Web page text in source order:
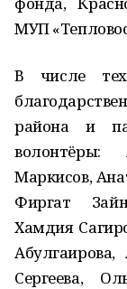
МУП
В числе
района и
волонтёры:
Маркисов,
Фиргат
Хамдия
Сергеева,